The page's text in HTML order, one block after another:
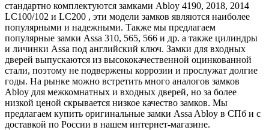
стандартно комплектуются замками Abloy 4190, 2018, 2014
LC100/102 и LC200 , эти модели замков являются наиболее
популярными и надежными. Также мы предлагаем
популярные замки Assa 310, 565, 566 и др. а также цилиндры
и личинки Assa под английский ключ. Замки для входных
дверей выпускаются из высококачественной оцинкованной
стали, поэтому не подвержены коррозии и прослужат долгие
годы. На рынке можно встретить много аналогов замков
Abloy для межкомнатных и входных дверей, но за более
низкой ценой скрывается низкое качество замков. Мы
предлагаем купить оригинальные замки Assa Abloy в СПб и с
доставкой по России в нашем интернет-магазине.